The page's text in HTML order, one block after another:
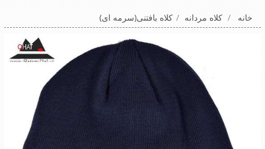
خانه / کلاه مردانه / کلاه بافتنی(سرمه ای)